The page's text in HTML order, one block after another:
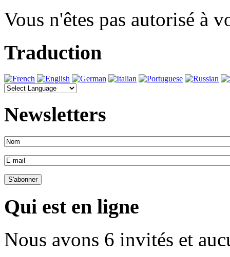
Vous n'êtes pas autorisé à
Traduction
Newsletters
Qui est en ligne
Nous avons 6 invités et